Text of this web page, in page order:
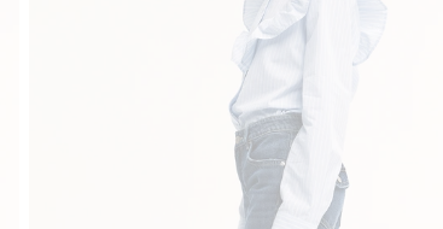
Klubowiczu darmowa dostawa od 150 zł